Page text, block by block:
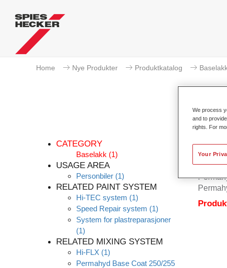
Home Nye Produkter Produktkatalog
CATEGORY
Baselakk (1)
USAGE AREA
Personbiler (1)
RELATED PAINT SYSTEM
Hi-TEC system (1)
Speed Repair system (1)
System for plastreparasjoner
(1)
RELATED MIXING SYSTEM
Hi-FLX (1)
Permahyd Base Coat 250/255
We process
and to
rights. For
Your